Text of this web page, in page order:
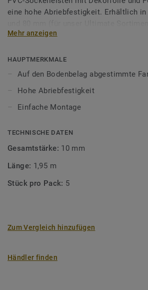
eine hohe Abriebfestigkeit. Erhältlich in
unsere Designböden abgestimmten
Mehr anzeigen
HAUPTMERKMALE
Auf den Bodenbelag abgestimmte
Hohe Abriebfestigkeit
Einfache Montage
TECHNISCHE DATEN
Gesamtstärke: 10 mm
Länge: 1,95 m
Stück pro Pack: 5
Zum Vergleich hinzufügen
Händler finden